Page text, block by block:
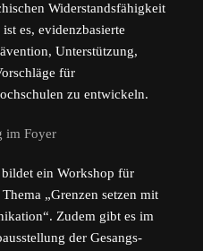
Widerstandsfähigkeit
es, evidenzbasierte
Unterstützung,
für
zu entwickeln.
im Foyer
ein Workshop für
„Grenzen setzen mit
Zudem gibt es im
der Gesangs-